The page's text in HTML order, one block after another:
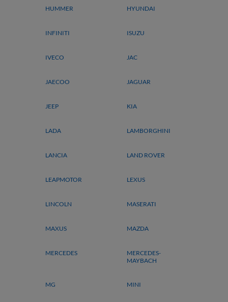
HUMMER HYUNDAI
INFINITI ISUZU
IVECO JAC
JAECOO JAGUAR
JEEP KIA
LADA LAMBORGHINI
LANCIA LAND ROVER
LEAPMOTOR LEXUS
LINCOLN MASERATI
MAXUS MAZDA
MERCEDES
MERCEDES-
MAYBACH
MG MINI